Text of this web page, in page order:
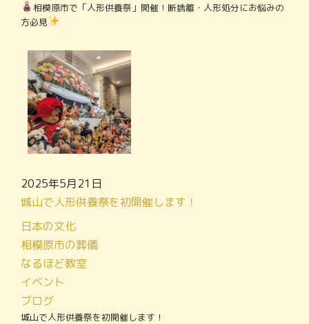
相模原市で「人形供養祭」開催！断捨離・人形処分にお悩みの
方必見
2025年5月21日
城山で人形供養祭を初開催します！
日本の文化
相模原市の葬儀
なるほど教室
イベント
ブログ
城山で人形供養祭を初開催します！